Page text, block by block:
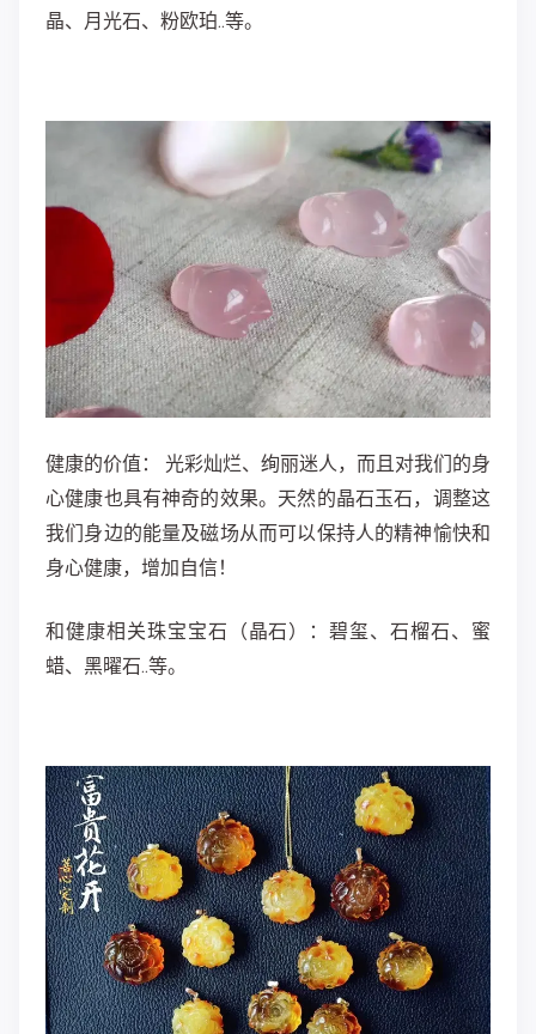
晶、月光石、粉欧珀..等。
健康的价值：
光彩灿烂、绚丽迷人，而且对我们的身
心健康也具有神奇的效果。天然的晶石玉石，调整这
我们身边的能量及磁场从而可以保持人的精神愉快和
身心健康，增加自信！
和健康相关珠宝宝石（晶石）：碧玺、石榴石、蜜
蜡、黑曜石..等。